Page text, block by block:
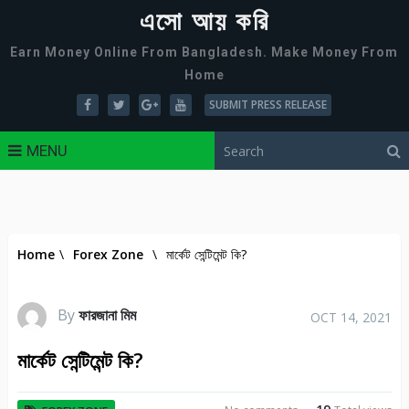
এসো আয় করি
Earn Money Online From Bangladesh. Make Money From
Home
SUBMIT PRESS RELEASE
MENU
Home \ Forex Zone \ মার্কেট সেন্টিমেন্ট কি?
Byফারজানা মিম OCT 14, 2021
মার্কেট সেন্টিমেন্ট কি?